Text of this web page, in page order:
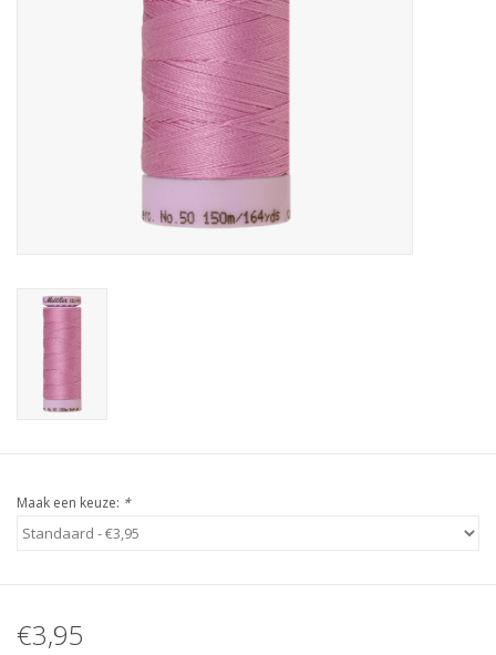
Maak een keuze: *
€3,95